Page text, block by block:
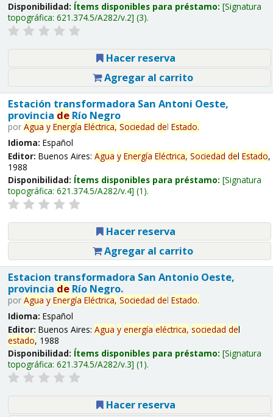
Disponibilidad: Ítems disponibles para préstamo: Signatura
topográfica: 621.374.5/A282/v.2 (3).
Hacer reserva
Agregar al carrito
Estación transformadora San Antoni Oeste,
provincia deRío Negro
por Agua y Energía Eléctrica, Sociedad del Estado.
Idioma: Español
Editor: Buenos Aires: Agua y Energía Eléctrica, Sociedad del Estado,
1988
Disponibilidad: Ítems disponibles para préstamo: Signatura
topográfica: 621.374.5/A282/v.4 (1).
Hacer reserva
Agregar al carrito
Estacion transformadora San Antonio Oeste,
provincia deRío Negro.
por Agua y Energía Eléctrica, Sociedad del Estado.
Idioma: Español
Editor: Buenos Aires: Agua y energía eléctrica, sociedad del
estado, 1988
Disponibilidad: Ítems disponibles para préstamo: Signatura
topográfica: 621.374.5/A282/v.3 (1).
Hacer reserva